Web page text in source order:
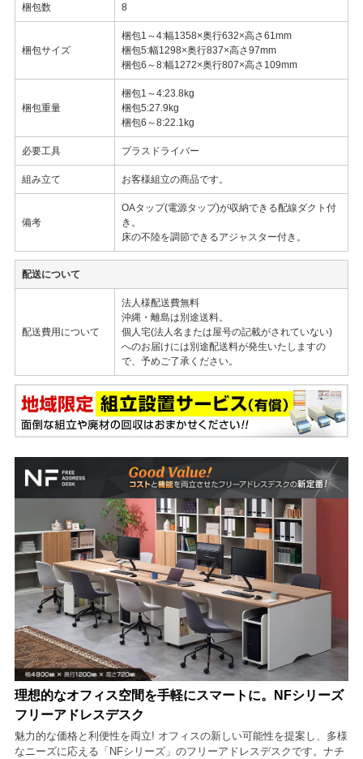
梱包数 8
梱包サイズ
梱包1～4:幅1358×奥行632×高さ61mm
梱包5:幅1298×奥行837×高さ97mm
梱包6～8:幅1272×奥行807×高さ109mm
梱包重量
梱包1～4:23.8kg
梱包5:27.9kg
梱包6～8:22.1kg
必要工具 プラスドライバー
組み立て お客様組立の商品です。
備考
OAタップ(電源タップ)が収納できる配線ダクト付
き。
床の不陸を調節できるアジャスター付き。
配送について
配送費用について
法人様配送費無料
沖縄・離島は別途送料。
個人宅(法人名または屋号の記載がされていない)
へのお届けには別途配送料が発生いたしますの
で、予めご了承ください。
理想的なオフィス空間を手軽にスマートに。NFシリーズ
フリーアドレスデスク
魅力的な価格と利便性を両立! オフィスの新しい可能性を提案し、多様
なニーズに応える「NFシリーズ」のフリーアドレスデスクです。ナチ